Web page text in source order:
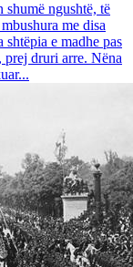
ngushtë, të
me disa
e madhe pas
druri arre. Nëna